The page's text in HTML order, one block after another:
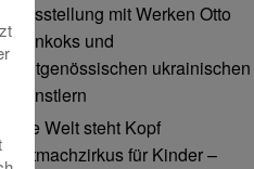
Ausstellung mit Werken Otto
Pankoks und
zeitgenössischen ukrainischen
Künstlern
Die Welt steht Kopf
Mitmachzirkus für Kinder –